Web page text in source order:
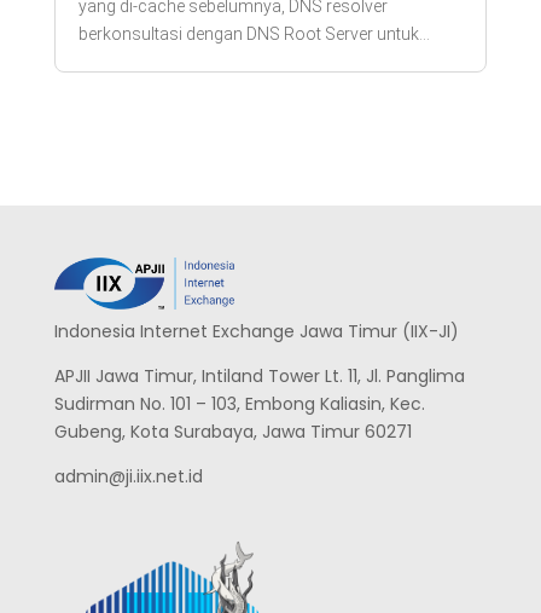
yang di-cache sebelumnya, DNS resolver
berkonsultasi dengan DNS Root Server untuk...
Indonesia Internet Exchange Jawa Timur (IIX-JI)
APJII Jawa Timur, Intiland Tower Lt. 11, Jl. Panglima
Sudirman No. 101 – 103, Embong Kaliasin, Kec.
Gubeng, Kota Surabaya, Jawa Timur 60271
admin@ji.iix.net.id